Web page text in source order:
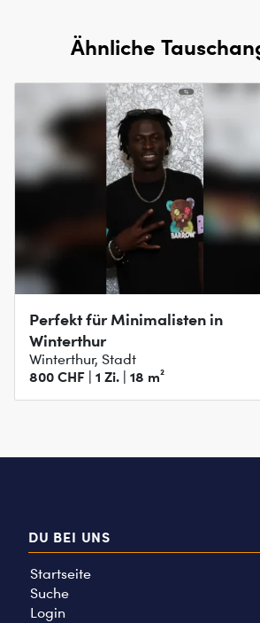
Ähnliche
Perfekt für Minimalisten in
Winterthur
Winterthur, Stadt
800 CHF | 1 Zi. | 18 m²
DU BEI UNS
Startseite
Suche
Login